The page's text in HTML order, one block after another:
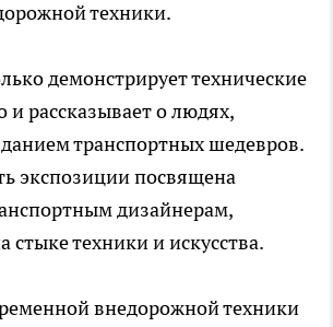
техники.
демонстрирует технические
и рассказывает о людях,
транспортных шедевров.
экспозиции посвящена
дизайнерам,
техники и искусства.
внедорожной техники